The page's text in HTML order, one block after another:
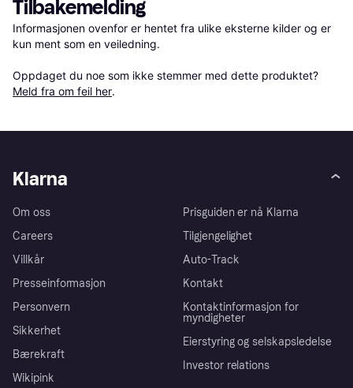
Tilbakemelding
Informasjonen ovenfor er hentet fra ulike eksterne kilder og er
kun ment som en veiledning.
Oppdaget du noe som ikke stemmer med dette produktet?
Meld fra om feil her.
Klarna
Om oss
Careers
Villkår
Presseinformasjon
Personvern
Sikkerhet
Bærekraft
Wikipink
Prisguiden er nå Klarna
Tilgjengelighet
Auto-Track
Kontakt
Kontaktinformasjon for
myndigheter
Eierstyring og selskapsledelse
Investor relations